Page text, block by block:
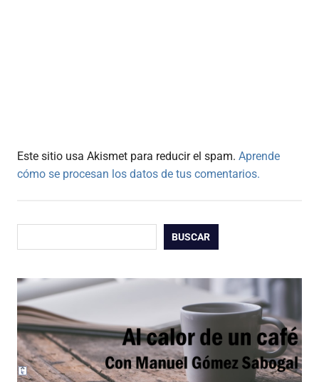
Este sitio usa Akismet para reducir el spam. Aprende
cómo se procesan los datos de tus comentarios.
BUSCAR